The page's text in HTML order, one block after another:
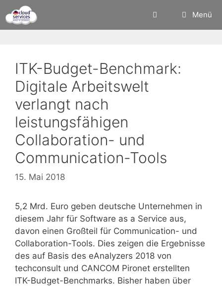
Inhalt
springen
Menü
ITK-Budget-Benchmark:
Digitale Arbeitswelt
verlangt nach
leistungsfähigen
Collaboration- und
Communication-Tools
15. Mai 2018
5,2 Mrd. Euro geben deutsche Unternehmen in
diesem Jahr für Software as a Service aus,
davon einen Großteil für Communication- und
Collaboration-Tools. Dies zeigen die Ergebnisse
des auf Basis des eAnalyzers 2018 von
techconsult und CANCOM Pironet erstellten
ITK-Budget-Benchmarks. Bisher haben über